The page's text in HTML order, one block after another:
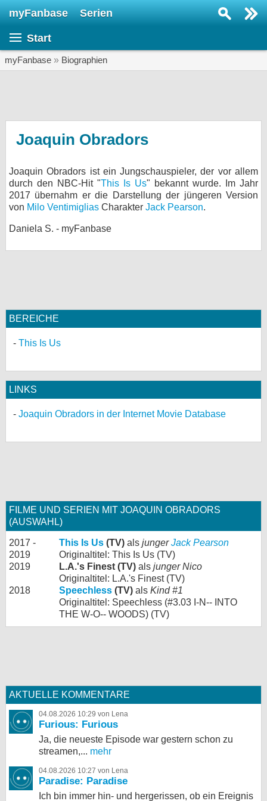
myFanbase Serien
Start
myFanbase » Biographien
Joaquin Obradors
Joaquin Obradors ist ein Jungschauspieler, der vor allem
durch den NBC-Hit "This Is Us" bekannt wurde. Im Jahr
2017 übernahm er die Darstellung der jüngeren Version
von Milo Ventimiglias Charakter Jack Pearson.
Daniela S. - myFanbase
BEREICHE
This Is Us
LINKS
Joaquin Obradors in der Internet Movie Database
FILME UND SERIEN MIT JOAQUIN OBRADORS
(AUSWAHL)
2017 -
2019
This Is Us (TV) als jungerJack Pearson
Originaltitel: This Is Us (TV)
2019
L.A.'s Finest (TV) als junger Nico
Originaltitel: L.A.'s Finest (TV)
2018
Speechless (TV) als Kind #1
Originaltitel: Speechless (#3.03 I-N-- INTO
THE W-O-- WOODS) (TV)
AKTUELLE KOMMENTARE
04.08.2026 10:29 von Lena
Furious: Furious
Ja, die neueste Episode war gestern schon zu
streamen,... mehr
04.08.2026 10:27 von Lena
Paradise: Paradise
Ich bin immer hin- und hergerissen, ob ein Ereignis
KULTUR
Specials
SERVICE
bei Facebook
Nutzungsbedingungen
Datenschutz